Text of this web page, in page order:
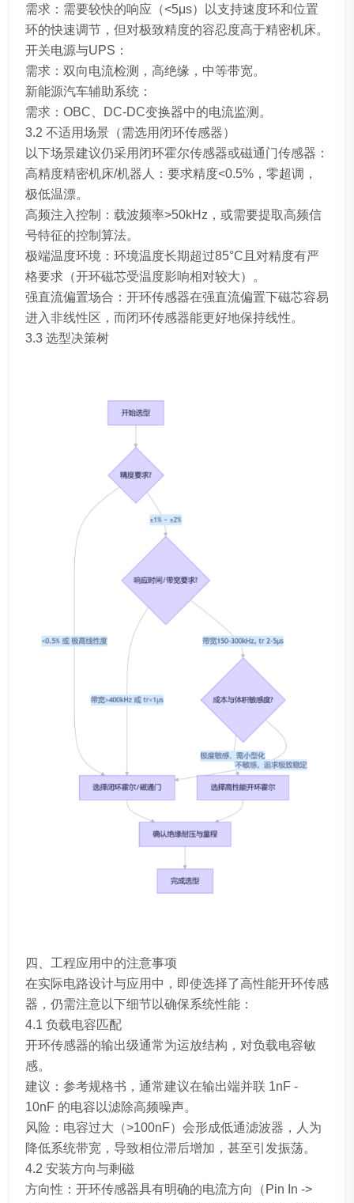
需求：需要较快的响应（<5μs）以支持速度环和位置
环的快速调节，但对极致精度的容忍度高于精密机床。
开关电源与UPS：
需求：双向电流检测，高绝缘，中等带宽。
新能源汽车辅助系统：
需求：OBC、DC-DC变换器中的电流监测。
3.2 不适用场景（需选用闭环传感器）
以下场景建议仍采用闭环霍尔传感器或磁通门传感器：
高精度精密机床/机器人：要求精度<0.5%，零超调，
极低温漂。
高频注入控制：载波频率>50kHz，或需要提取高频信
号特征的控制算法。
极端温度环境：环境温度长期超过85°C且对精度有严
格要求（开环磁芯受温度影响相对较大）。
强直流偏置场合：开环传感器在强直流偏置下磁芯容易
进入非线性区，而闭环传感器能更好地保持线性。
3.3 选型决策树
四、工程应用中的注意事项
在实际电路设计与应用中，即使选择了高性能开环传感
器，仍需注意以下细节以确保系统性能：
4.1 负载电容匹配
开环传感器的输出级通常为运放结构，对负载电容敏
感。
建议：参考规格书，通常建议在输出端并联 1nF -
10nF 的电容以滤除高频噪声。
风险：电容过大（>100nF）会形成低通滤波器，人为
降低系统带宽，导致相位滞后增加，甚至引发振荡。
4.2 安装方向与剩磁
方向性：开环传感器具有明确的电流方向（Pin In ->